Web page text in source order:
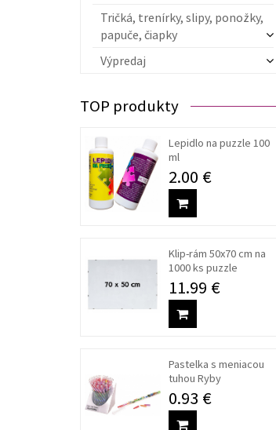
Tričká, trenírky, slipy, ponožky,
papuče, čiapky
Výpredaj
TOP produkty
Lepidlo na puzzle 100
ml
2.00 €
Klip-rám 50x70 cm na
1000 ks puzzle
11.99 €
Pastelka s meniacou
tuhou Ryby
0.93 €